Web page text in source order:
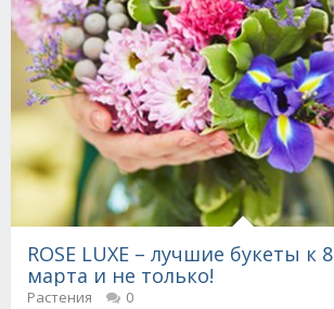
ROSE LUXE – лучшие букеты к 8
марта и не только!
Растения
0